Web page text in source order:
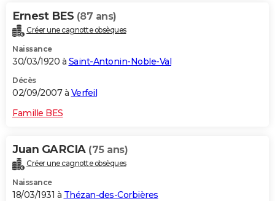
Ernest BES (87 ans)
Créer une cagnotte obsèques
Naissance
30/03/1920 à Saint-Antonin-Noble-Val
Décès
02/09/2007 à Verfeil
Famille BES
Juan GARCIA (75 ans)
Créer une cagnotte obsèques
Naissance
18/03/1931 à Thézan-des-Corbières